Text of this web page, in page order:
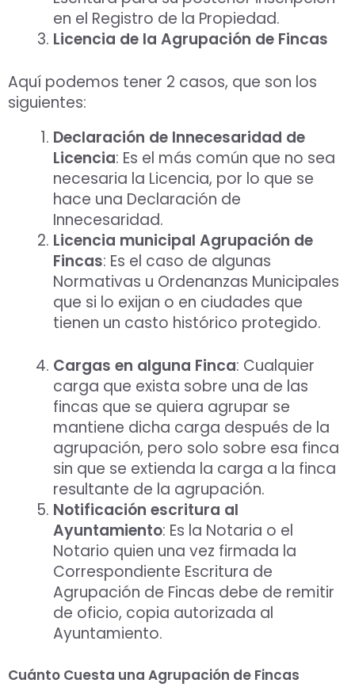
en el Registro de la Propiedad.
Licencia de la Agrupación de Fincas
Aquí podemos tener 2 casos, que son los
siguientes:
Declaración de Innecesaridad de
Licencia: Es el más común que no sea
necesaria la Licencia, por lo que se
hace una Declaración de
Innecesaridad.
Licencia municipal Agrupación de
Fincas: Es el caso de algunas
Normativas u Ordenanzas Municipales
que si lo exijan o en ciudades que
tienen un casto histórico protegido.
Cargas en alguna Finca: Cualquier
carga que exista sobre una de las
fincas que se quiera agrupar se
mantiene dicha carga después de la
agrupación, pero solo sobre esa finca
sin que se extienda la carga a la finca
resultante de la agrupación.
Notificación escritura al
Ayuntamiento: Es la Notaria o el
Notario quien una vez firmada la
Correspondiente Escritura de
Agrupación de Fincas debe de remitir
de oficio, copia autorizada al
Ayuntamiento.
Cuánto Cuesta una Agrupación de Fincas